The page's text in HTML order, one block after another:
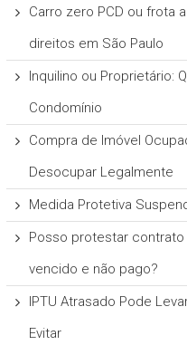
Carro zero PCD ou frota
direitos em São Paulo
Inquilino ou Proprietário:
Condomínio
Compra de Imóvel
Desocupar Legalmente
Medida Protetiva
Posso protestar
vencido e não pago?
IPTU Atrasado Pode
Evitar